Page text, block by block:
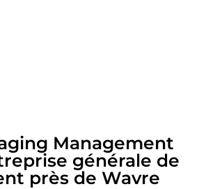
Management
générale de
près de Wavre